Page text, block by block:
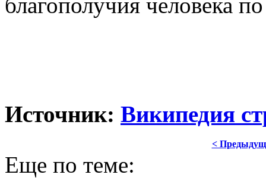
Источник: Википедия
<
Еще по теме: